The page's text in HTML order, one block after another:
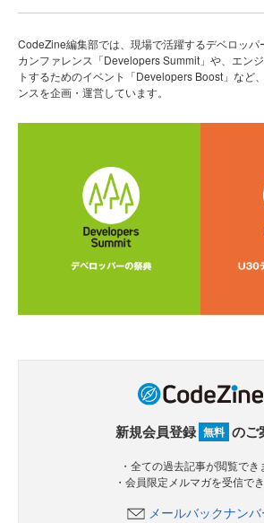
CodeZine編集部では、現場で活躍するデベロッ
カンファレンス「Developers Summit」や、エン
トするためのイベント「Developers Boost」など
ンスを企画・運営しています。
新規会員登録 無料 のご
・全ての過去記事が閲覧でき
・会員限定メルマガを受信で
メールバックナンバ